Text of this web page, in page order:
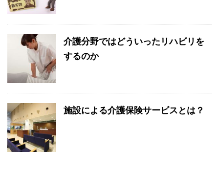
介護分野ではどういったリハビリを
するのか
施設による介護保険サービスとは？